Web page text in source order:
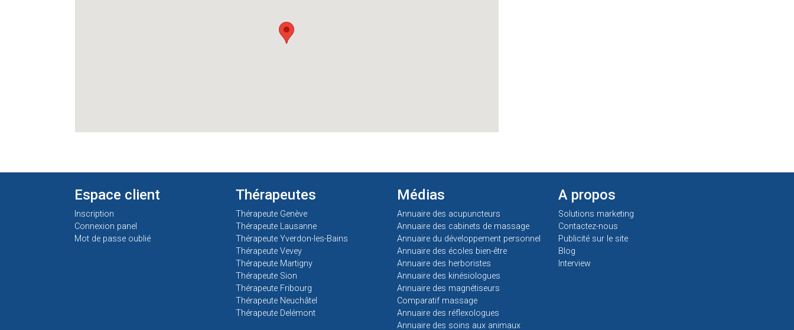
Espace client
Inscription
Connexion panel
Mot de passe oublié
Thérapeutes
Thérapeute Genève
Thérapeute Lausanne
Thérapeute Yverdon-les-Bains
Thérapeute Vevey
Thérapeute Martigny
Thérapeute Sion
Thérapeute Fribourg
Thérapeute Neuchâtel
Thérapeute Delémont
Médias
Annuaire des acupuncteurs
Annuaire des cabinets de massage
Annuaire du développement personnel
Annuaire des écoles bien-être
Annuaire des herboristes
Annuaire des kinésiologues
Annuaire des magnétiseurs
Comparatif massage
Annuaire des réflexologues
Annuaire des soins aux animaux
A propos
Solutions marketing
Contactez-nous
Publicité sur le site
Blog
Interview